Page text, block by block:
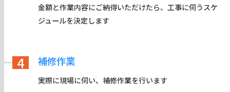
金額と作業内容にご納得いただけたら、工事に伺うスケ
ジュールを決定します
4 補修作業
実際に現場に伺い、補修作業を行います